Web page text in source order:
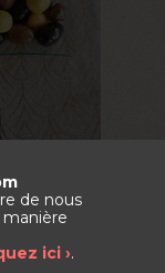
de 250g
de nous
ici ›.